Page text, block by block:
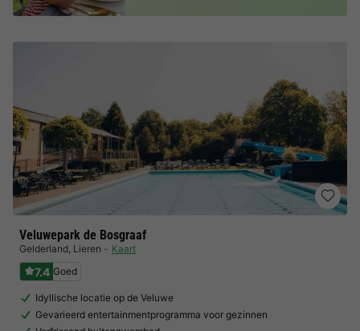
Veluwepark de Bosgraaf
Gelderland, Lieren Kaart
7.4 Goed
Idyllische locatie op de Veluwe
Gevarieerd entertainmentprogramma voor gezinnen